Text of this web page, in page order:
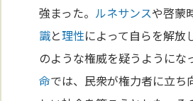
強まった。 ルネサンスや啓蒙
識と理性によって自らを解放
のような権威を疑うようにな
命では、民衆が権力者に立ち